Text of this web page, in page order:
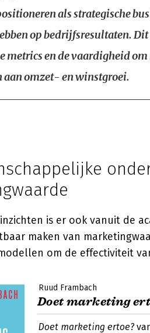
als strategische
op bedrijfsresultaten.
metrics en de vaardigheid
aan omzet- en winstgroei.
is er ook vanuit de
maken van
om de effectiviteit
Ruud Frambach
Doet marketing
Doet marketing ertoe?